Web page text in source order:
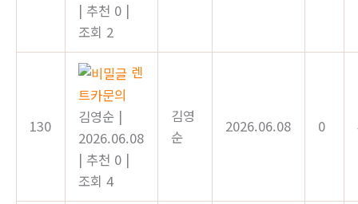
| 추천 0 |
조회 2
130
렌
트카문의
김영순 |
2026.06.08
| 추천 0 |
조회 4
김영
순
2026.06.08 0